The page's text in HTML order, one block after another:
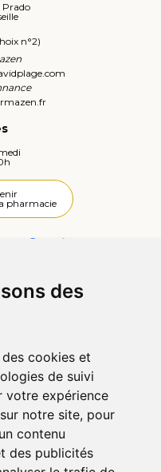
des
cookies et
de suivi
votre expérience
notre site, pour
contenu
des publicités
Prado
n°2)
pharmacie
?